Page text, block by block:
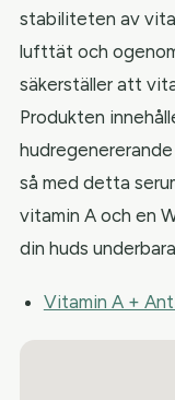
stabiliteten av
lufttät och
säkerställer att
Produkten
så med detta
vitamin A och en
din huds
Vitamin A +